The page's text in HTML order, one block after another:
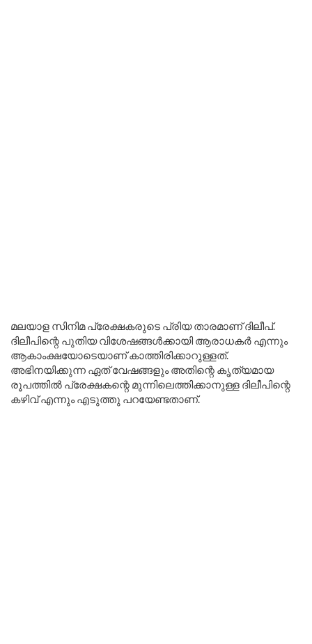
മലയാള സിനിമ പ്രേക്ഷകരുടെ പ്രിയ താരമാണ് ദിലീപ്.
ദിലീപിന്റെ പുതിയ വിശേഷങ്ങൾക്കായി ആരാധകർ എന്നും
ആകാംക്ഷയോടെയാണ് കാത്തിരിക്കാറുള്ളത്.
അഭിനയിക്കുന്ന ഏത് വേഷങ്ങളും അതിന്റെ കൃത്യമായ
രൂപത്തിൽ പ്രേക്ഷകന്റെ മുന്നിലെത്തിക്കാനുള്ള ദിലീപിന്റെ
കഴിവ് എന്നും എടുത്തു പറയേണ്ടതാണ്.